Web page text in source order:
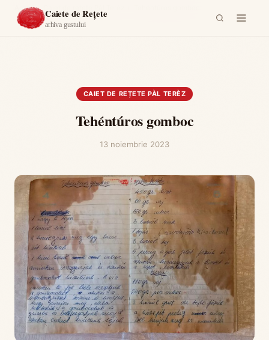
Caiete de Rețete
arhiva gustului
Acasă ›
CAIET DE REȚETE PÀL TERÈZ
Tehéntúros gomboc
13 noiembrie 2023